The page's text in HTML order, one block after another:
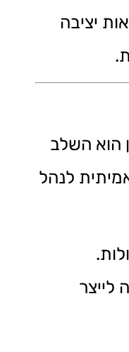
יציבה
הוא השלב
לנהל
לייצר